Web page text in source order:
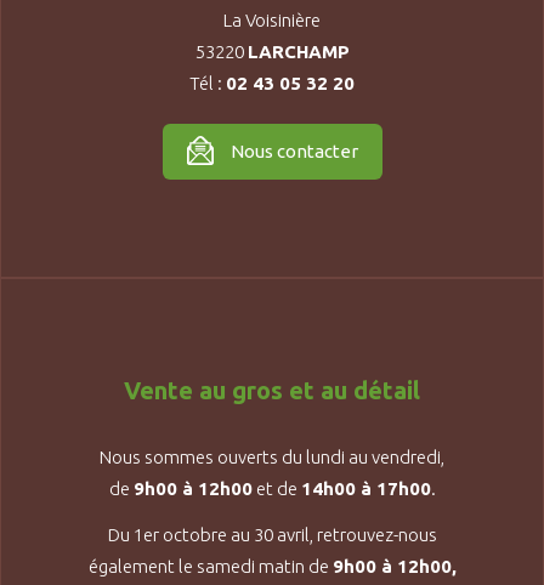
La Voisinière
53220 LARCHAMP
Tél : 02 43 05 32 20
Nous contacter
Vente au gros et au détail
Nous sommes ouverts du lundi au vendredi,
de 9h00 à 12h00et de 14h00 à 17h00.
Du 1er octobre au 30 avril, retrouvez-nous
également le samedi matin de 9h00 à 12h00,